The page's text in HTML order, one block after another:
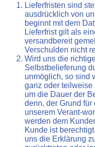
Lieferfristen sind
ausdrücklich von
beginnt mit dem
Lieferfrist gilt als
versandbereit
Verschulden nicht
Wird uns die
Selbstbelieferung
unmöglich, so sind
ganz oder teilweise
um die Dauer der
denn, der Grund
unserem Verant-
werden dem
Kunde ist
uns die Erklärung